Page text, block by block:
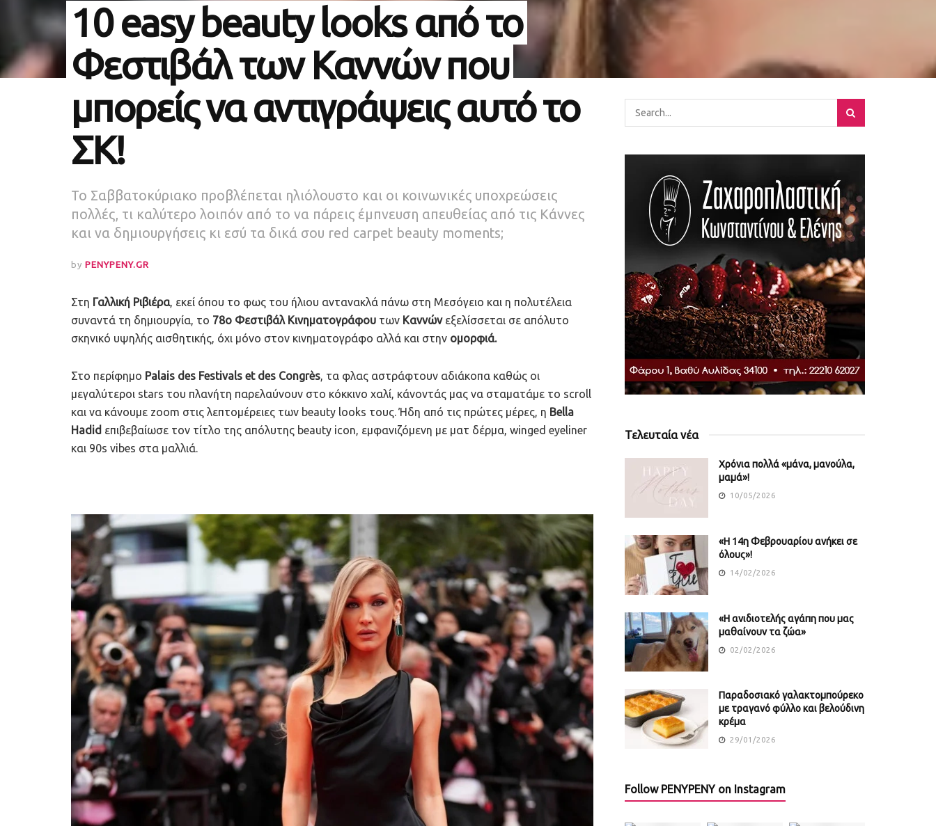
10 easy beauty looks από το
Φεστιβάλ των Καννών που
μπορείς να αντιγράψεις αυτό το
ΣΚ!
Το Σαββατοκύριακο προβλέπεται ηλιόλουστο και οι κοινωνικές υποχρεώσεις
πολλές, τι καλύτερο λοιπόν από το να πάρεις έμπνευση απευθείας από τις Κάννες
και να δημιουργήσεις κι εσύ τα δικά σου red carpet beauty moments;
by PENYPENY.GR
Στη Γαλλική Ριβιέρα, εκεί όπου το φως του ήλιου αντανακλά πάνω στη Μεσόγειο και η πολυτέλεια
συναντά τη δημιουργία, το 78ο Φεστιβάλ Κινηματογράφου των Καννώνεξελίσσεται σε απόλυτο
σκηνικό υψηλής αισθητικής, όχι μόνο στον κινηματογράφο αλλά και στην ομορφιά.
Στο περίφημο Palais des Festivals et des Congrès, τα φλας αστράφτουν αδιάκοπα καθώς οι
μεγαλύτεροι stars του πλανήτη παρελαύνουν στο κόκκινο χαλί, κάνοντάς μας να σταματάμε το scroll
και να κάνουμε zoom στις λεπτομέρειες των beauty looks τους. Ήδη από τις πρώτες μέρες, η Bella
Hadid επιβεβαίωσε τον τίτλο της απόλυτης beauty icon, εμφανιζόμενη με ματ δέρμα, winged eyeliner
και 90s vibes στα μαλλιά.
Τελευταία νέα
Χρόνια πολλά «μάνα, μανούλα,
μαμά»!
10/05/2026
«Η 14η Φεβρουαρίου ανήκει σε
όλους»!
14/02/2026
«Η ανιδιοτελής αγάπη που μας
μαθαίνουν τα ζώα»
02/02/2026
Παραδοσιακό γαλακτομπούρεκο
με τραγανό φύλλο και βελούδινη
κρέμα
29/01/2026
Follow PENYPENY on Instagram